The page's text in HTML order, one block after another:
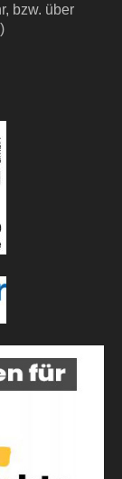
bzw. über